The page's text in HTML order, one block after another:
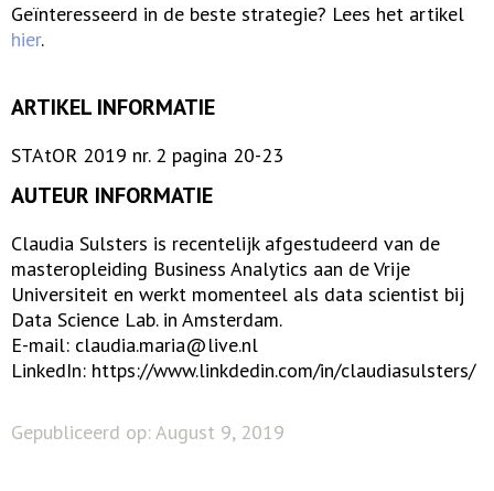
Geïnteresseerd in de beste strategie? Lees het artikel
hier.
ARTIKEL INFORMATIE
STAtOR 2019 nr. 2 pagina 20-23
AUTEUR INFORMATIE
Claudia Sulsters is recentelijk afgestudeerd van de
masteropleiding Business Analytics aan de Vrije
Universiteit en werkt momenteel als data scientist bij
Data Science Lab. in Amsterdam.
E-mail: claudia.maria@live.nl
LinkedIn: https://www.linkdedin.com/in/claudiasulsters/
Gepubliceerd op: August 9, 2019